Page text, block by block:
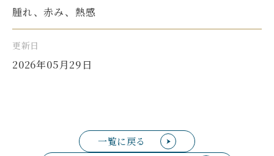
腫れ、赤み、熱感
更新日
2026年05月29日
一覧に戻る